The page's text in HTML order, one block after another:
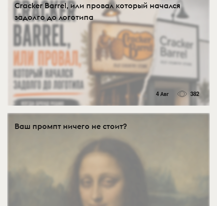
Cracker Barrel, или провал который начался
задолго до логотипа
4 Авг 382
Ваш промпт ничего не стоит?